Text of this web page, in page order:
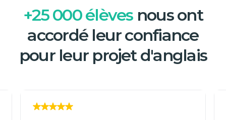
+25 000 élèvesnous ont
accordé leur confiance
pour leur projet d'anglais